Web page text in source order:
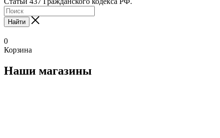
Найти
0
Корзина
Наши магазины